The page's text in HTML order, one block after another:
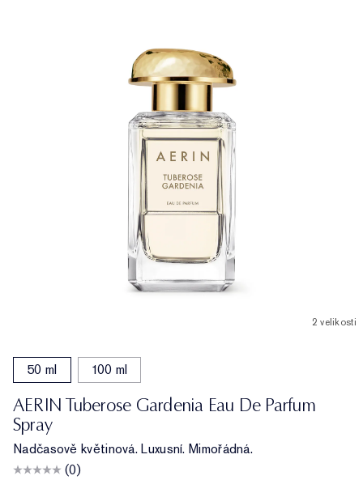
2 velikosti
50 ml 100 ml
AERIN Tuberose Gardenia Eau De Parfum
Spray
Nadčasově květinová. Luxusní. Mimořádná.
(0)